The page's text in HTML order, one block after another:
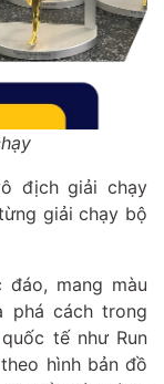
địch giải chạy
giải chạy bộ
mang màu
phá cách trong
tế như Run
hình bản đồ